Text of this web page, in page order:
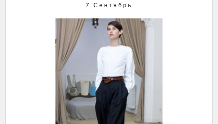
7 Сентябрь